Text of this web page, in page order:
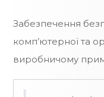
Забезпечення
комп’ютерної та
виробничому